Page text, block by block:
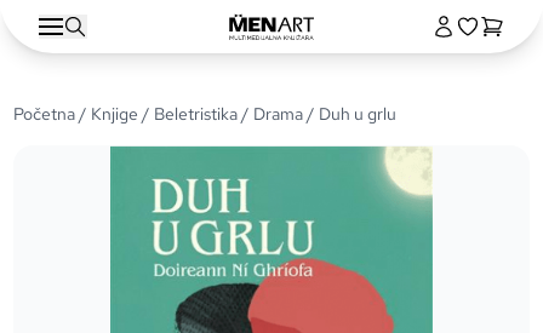
Početna/ Knjige / Beletristika/ Drama/ Duh u grlu